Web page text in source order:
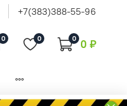
+7(383)388-55-96
0 0 0 0 ₽